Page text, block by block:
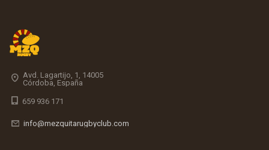
Avd. Lagartijo, 1, 14005
Córdoba, España
659 936 171
info@mezquitarugbyclub.com